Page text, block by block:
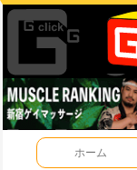
ホーム